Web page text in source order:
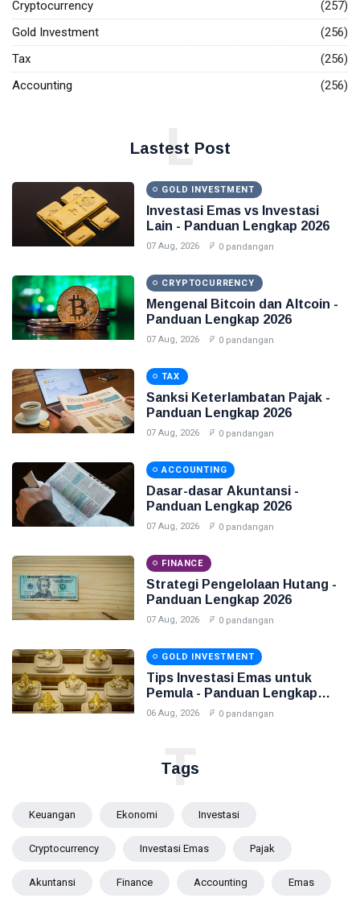
Akuntansi
Emas
Cryptocurrency
(257)
Gold Investment
(256)
Tax
(256)
Accounting
(256)
Lastest Post
L
GOLD INVESTMENT
Investasi Emas vs Investasi
Lain - Panduan Lengkap 2026
07 Aug, 2026 0 pandangan
CRYPTOCURRENCY
Mengenal Bitcoin dan Altcoin -
Panduan Lengkap 2026
07 Aug, 2026 0 pandangan
TAX
Sanksi Keterlambatan Pajak -
Panduan Lengkap 2026
07 Aug, 2026 0 pandangan
ACCOUNTING
Dasar-dasar Akuntansi -
Panduan Lengkap 2026
07 Aug, 2026 0 pandangan
FINANCE
Strategi Pengelolaan Hutang -
Panduan Lengkap 2026
07 Aug, 2026 0 pandangan
GOLD INVESTMENT
Tips Investasi Emas untuk
Pemula - Panduan Lengkap
2026
06 Aug, 2026 0 pandangan
Tags
T
Keuangan Ekonomi Investasi
Cryptocurrency Investasi Emas Pajak
Akuntansi Finance Accounting Emas